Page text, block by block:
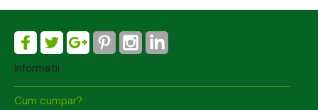
Informatii
Cum cumpar?